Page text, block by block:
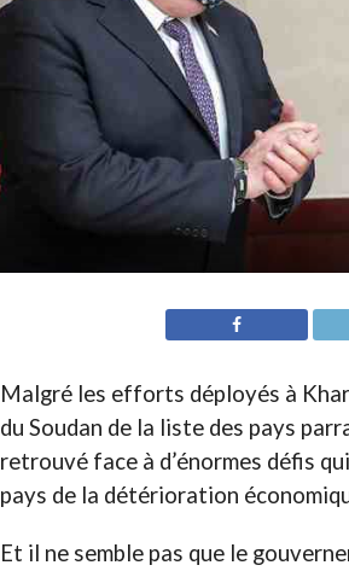
Malgré les efforts déployés à
du Soudan de la liste des pays
retrouvé face à d’énormes défis
pays de la détérioration
Et il ne semble pas que le